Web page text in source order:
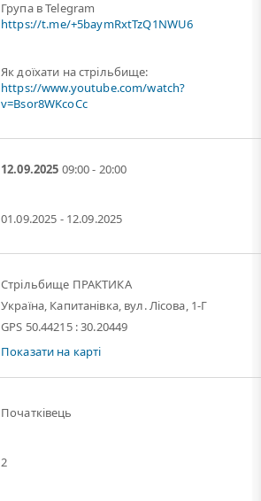
Група в Telegram
https://t.me/+5baymRxtTzQ1NWU6
Як доїхати на стрільбище:
https://www.youtube.com/watch?
v=Bsor8WKcoCc
12.09.2025 09:00 - 20:00
01.09.2025 - 12.09.2025
Стрільбище ПРАКТИКА
Україна, Капитанівка, вул. Лісова, 1-Г
GPS 50.44215 : 30.20449
Показати на карті
Початківець
2